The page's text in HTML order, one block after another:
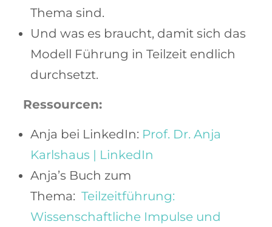
Thema sind.
Und was es braucht, damit sich das
Modell Führung in Teilzeit endlich
durchsetzt.
Ressourcen:
Anja bei LinkedIn: Prof. Dr. Anja
Karlshaus | LinkedIn
Anja’s Buch zum
Thema: Teilzeitführung:
Wissenschaftliche Impulse und